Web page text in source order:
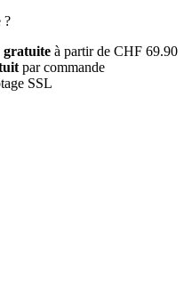
?
gratuite à partir de CHF 69.90
par commande
SSL